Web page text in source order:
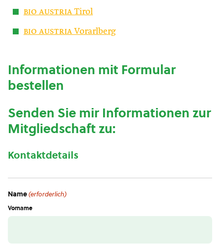
bio austria Tirol
bio austria Vorarlberg
Informationen mit Formular
bestellen
Senden Sie mir Informationen zur
Mitgliedschaft zu:
Kontaktdetails
Name(erforderlich)
Vorname